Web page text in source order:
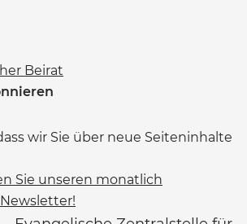
Beirat
wir Sie über neue Seiteninhalte
Sie unseren monatlich